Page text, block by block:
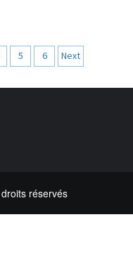
5 6 Next
réservés